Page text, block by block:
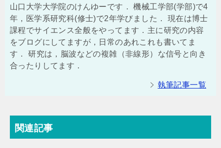
山口大学大学院のけんゆーです． 機械工学部(学部)で4
年，医学系研究科(修士)で2年学びました． 現在は博士
課程でサイエンス全般をやってます．主に研究の内容
をブログにしてますが，日常のあれこれも書いてま
す． 研究は，脳波などの複雑（非線形）な信号と向き
合ったりしてます．
執筆記事一覧
関連記事